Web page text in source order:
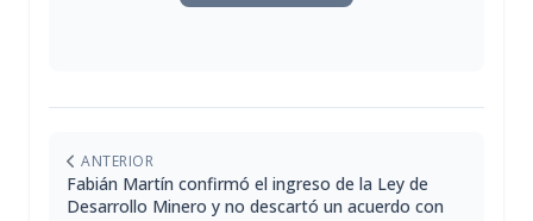
ANTERIOR
Fabián Martín confirmó el ingreso de la Ley de
Desarrollo Minero y no descartó un acuerdo con